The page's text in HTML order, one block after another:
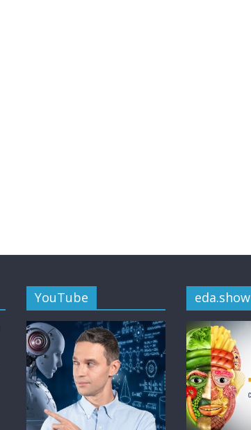
YouTube eda.show